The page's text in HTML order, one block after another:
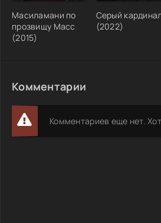
Масиламани по
прозвищу Масс
(2015)
Серый кардинал
(2022)
Комментарии
Комментариев еще нет.